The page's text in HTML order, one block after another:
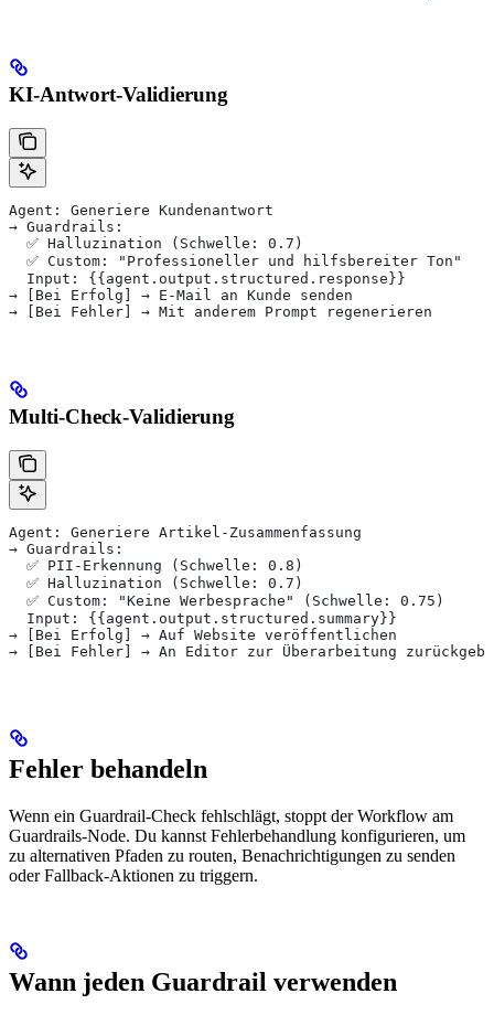
KI-Antwort-Validierung
Agent: Generiere Kundenantwort
→ Guardrails:
  ✅ Halluzination (Schwelle: 0.7)
  ✅ Custom: "Professioneller und hilfsbereiter Ton"
  Input: {{agent.output.structured.response}}
→ [Bei Erfolg] → E-Mail an Kunde senden
→ [Bei Fehler] → Mit anderem Prompt regenerieren
Multi-Check-Validierung
Agent: Generiere Artikel-Zusammenfassung
→ Guardrails:
  ✅ PII-Erkennung (Schwelle: 0.8)
  ✅ Halluzination (Schwelle: 0.7)
  ✅ Custom: "Keine Werbesprache" (Schwelle: 0.75)
  Input: {{agent.output.structured.summary}}
→ [Bei Erfolg] → Auf Website veröffentlichen
→ [Bei Fehler] → An Editor zur Überarbeitung
Fehler behandeln
Wenn ein Guardrail-Check fehlschlägt, stoppt der Workflow am
Guardrails-Node. Du kannst Fehlerbehandlung konfigurieren, um
zu alternativen Pfaden zu routen, Benachrichtigungen zu senden
oder Fallback-Aktionen zu triggern.
Wann jeden Guardrail verwenden